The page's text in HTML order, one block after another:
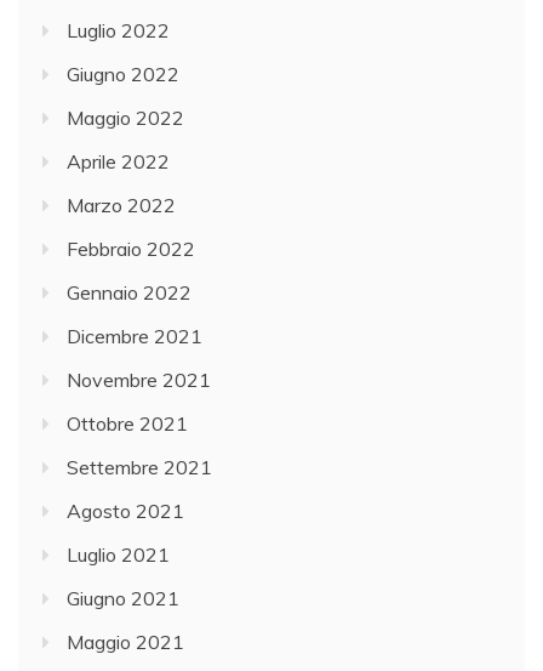
Luglio 2022
Giugno 2022
Maggio 2022
Aprile 2022
Marzo 2022
Febbraio 2022
Gennaio 2022
Dicembre 2021
Novembre 2021
Ottobre 2021
Settembre 2021
Agosto 2021
Luglio 2021
Giugno 2021
Maggio 2021